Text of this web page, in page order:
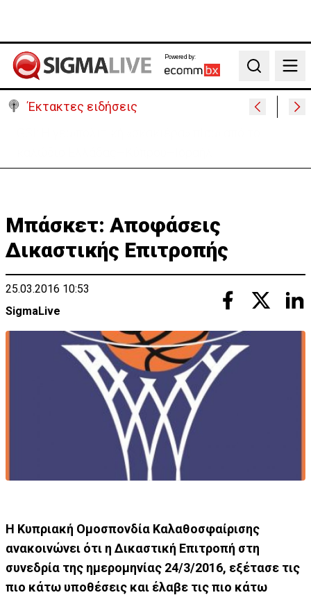
Powered by:
Search
Έκτακτες ειδήσεις
Μπάσκετ: Αποφάσεις
Δικαστικής Επιτροπής
25.03.2016 10:53
SigmaLive
Η Kυπριακή Ομοσπονδία Καλαθοσφαίρισης
ανακοινώνει ότι η Δικαστική Επιτροπή στη
συνεδρία της ημερομηνίας 24/3/2016, εξέτασε τις
πιο κάτω υποθέσεις και έλαβε τις πιο κάτω